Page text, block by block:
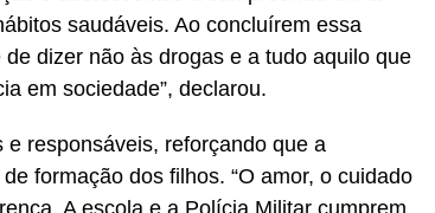
saudáveis. Ao concluírem essa
dizer não às drogas e a tudo aquilo que
em sociedade”, declarou.
responsáveis, reforçando que a
formação dos filhos. “O amor, o cuidado